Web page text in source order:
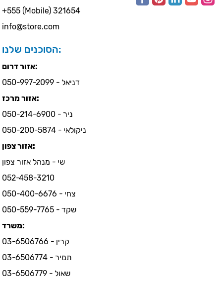
+555 (Mobile) 321654
info@store.com
הסוכנים שלנו:
אזור דרום:
דניאל - 050-997-2099
אזור מרכז:
ניר - 050-214-6900
ניקולאי - 050-200-5874
אזור צפון:
שי - מנהל אזור צפון
052-458-3210
צחי - 050-400-6676
שקד - 050-559-7765
משרד:
קרין - 03-6506766
תמיר - 03-6506774
שאול - 03-6506779